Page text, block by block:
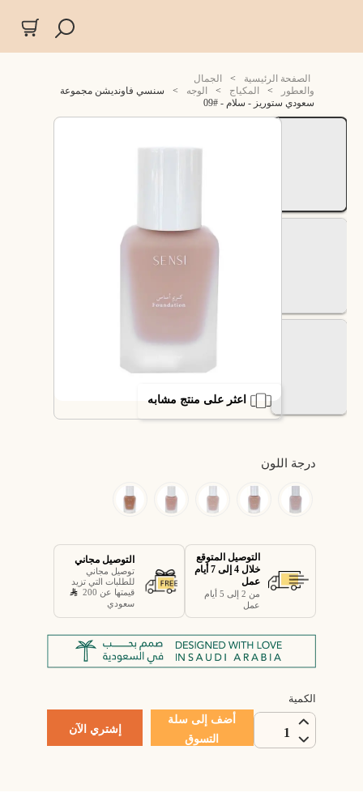
الصفحة الرئيسية >
الجمال
والعطور
> المكياج > الوجه >
سنسي فاونديشن مجموعة
سعودي ستوريز - سلام - #09
اعثر على منتج مشابه
درجة اللون
التوصيل المتوقع
خلال 4 إلى 7 أيام
عمل
من 2 إلى 5 أيام
عمل
التوصيل مجاني
توصيل مجاني
للطلبات التي تزيد
قيمتها عن 200
سعودي
الكمية
1
أضف إلى سلة
التسوق
إشتري الآن